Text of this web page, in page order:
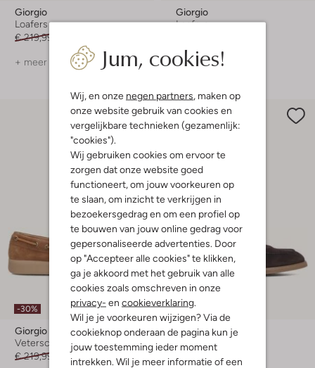
Jum, cookies!
Wij, en onze negen partners, maken op
onze website gebruik van cookies en
vergelijkbare technieken (gezamenlijk:
"cookies").
Wij gebruiken cookies om ervoor te
zorgen dat onze website goed
functioneert, om jouw voorkeuren op
te slaan, om inzicht te verkrijgen in
bezoekersgedrag en om een profiel op
te bouwen van jouw online gedrag voor
gepersonaliseerde advertenties. Door
op "Accepteer alle cookies" te klikken,
ga je akkoord met het gebruik van alle
cookies zoals omschreven in onze
privacy- en cookieverklaring.
Wil je je voorkeuren wijzigen? Via de
cookieknop onderaan de pagina kun je
jouw toestemming ieder moment
intrekken. Wil je meer informatie of een
Giorgio
Loafers
€ 219,99
+ meer kleuren
Giorgio
Loafers
+ meer kleuren
-30%
Giorgio
Veterschoenen
€ 219,99
€ 153,99
-30%
Giorgio
Instappers
€ 219,99
€ 153,99